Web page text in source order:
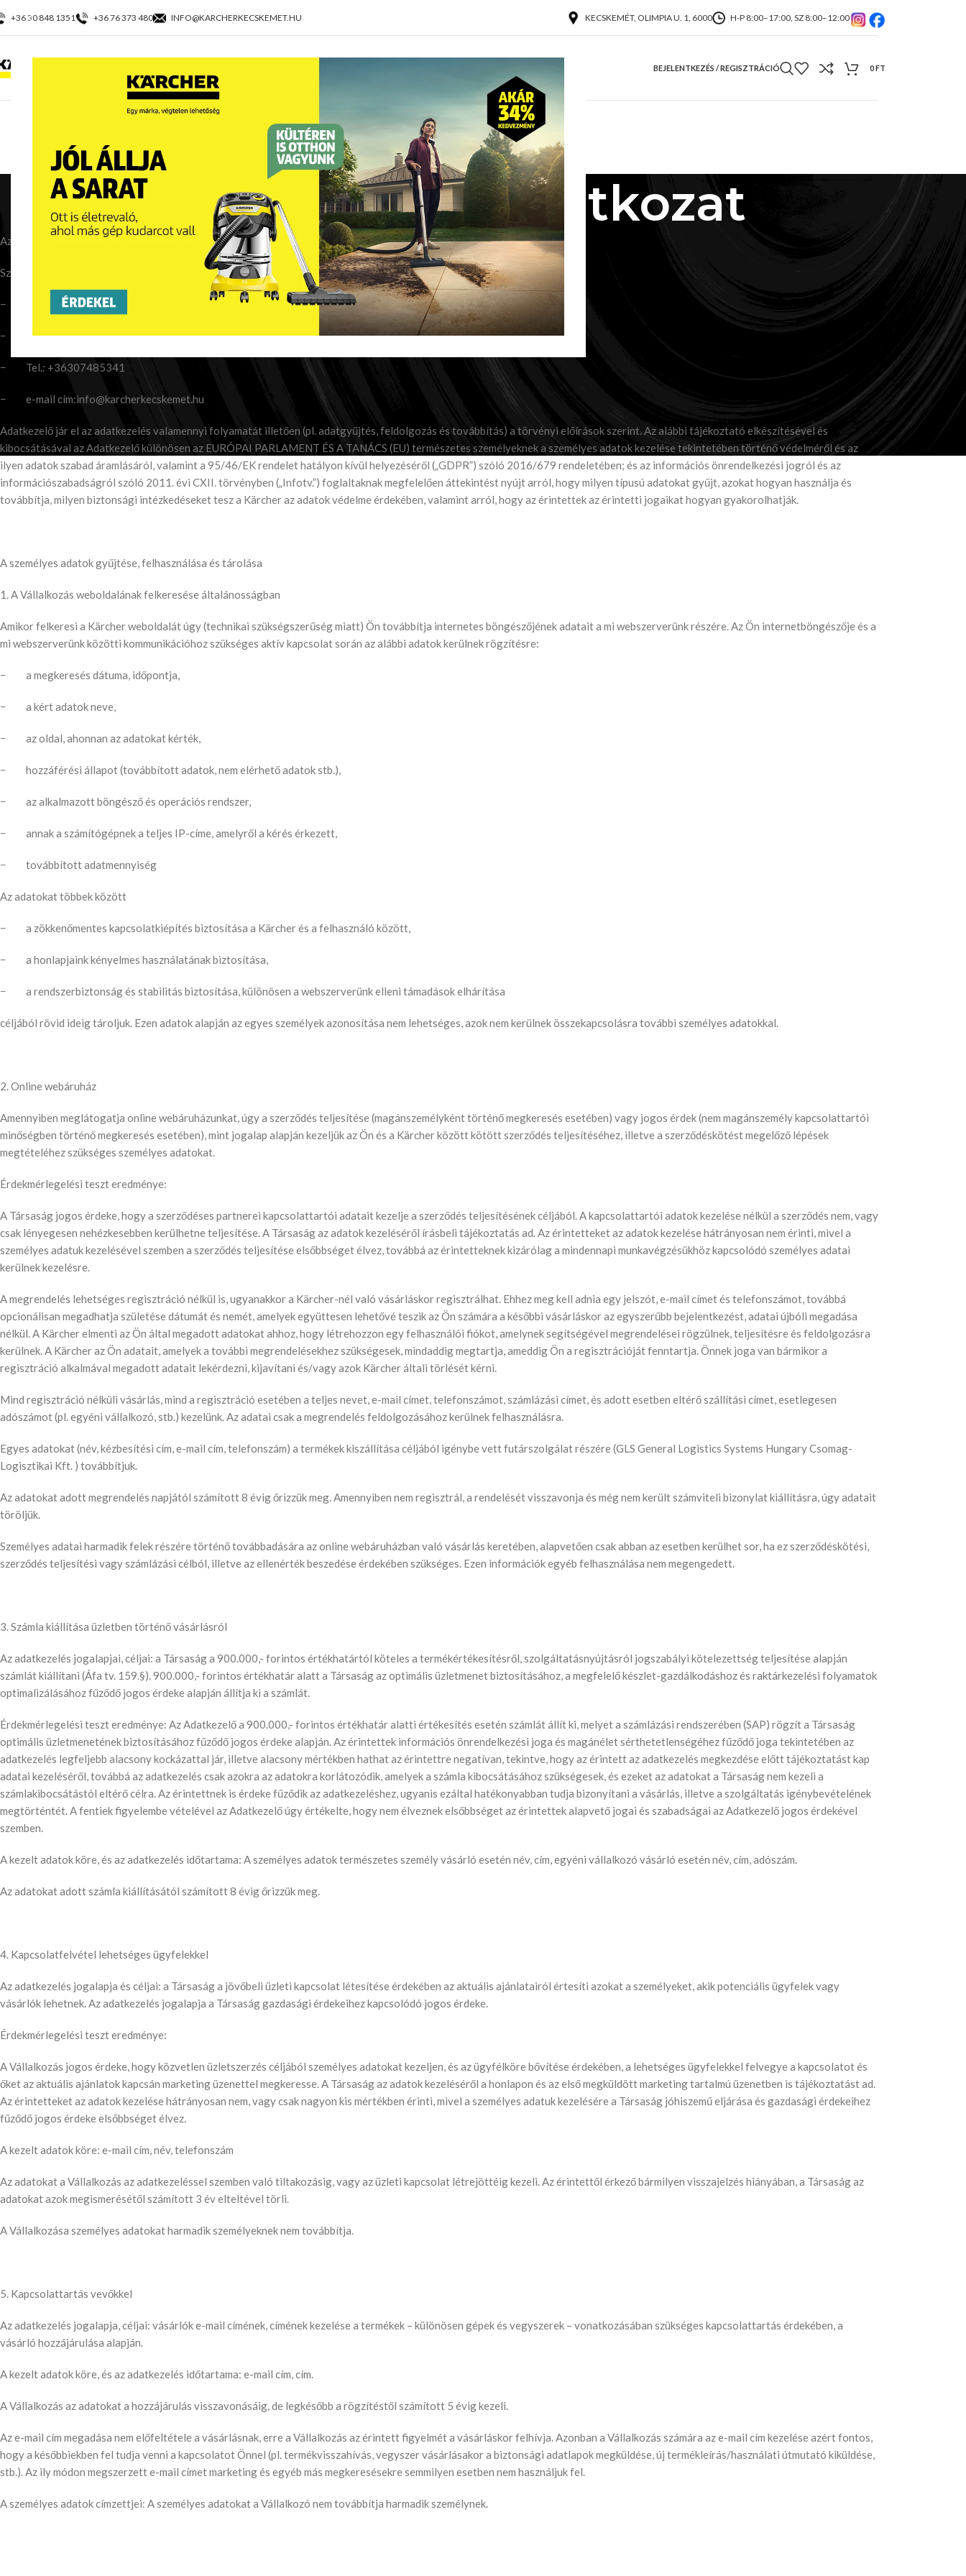
+36 30 848 1351 +36 76 373 480 INFO@KARCHERKECSKEMET.HU KECSKEMÉT, OLIMPIA U. 1, 6000 H-P 8:00–17:00, SZ 8:00–12:00
BEJELENTKEZÉS / REGISZTRÁCIÓ 0FT
Adatvédelmi nyilatkozat
Az adatkezelő (a továbbiakban: Adatkezelő, Vállalkozás, Kärcher) neve és elérhetősége:
Szőke Kft.:
− Ügyvezető: Szőke Katalin
− Székhely: 6035 Ballószög, Széchenyi u.30
− Tel.: +36307485341
− e-mail cím:info@karcherkecskemet.hu
Adatkezelő jár el az adatkezelés valamennyi folyamatát illetően (pl. adatgyűjtés, feldolgozás és továbbítás) a törvényi előírások szerint. Az alábbi tájékoztató elkészítésével és
kibocsátásával az Adatkezelő különösen az EURÓPAI PARLAMENT ÉS A TANÁCS (EU) természetes személyeknek a személyes adatok kezelése tekintetében történő védelméről és az
ilyen adatok szabad áramlásáról, valamint a 95/46/EK rendelet hatályon kívül helyezéséről („GDPR”) szóló 2016/679 rendeletében; és az információs önrendelkezési jogról és az
információszabadságról szóló 2011. évi CXII. törvényben („Infotv.”) foglaltaknak megfelelően áttekintést nyújt arról, hogy milyen típusú adatokat gyűjt, azokat hogyan használja és
továbbítja, milyen biztonsági intézkedéseket tesz a Kärcher az adatok védelme érdekében, valamint arról, hogy az érintettek az érintetti jogaikat hogyan gyakorolhatják.
A személyes adatok gyűjtése, felhasználása és tárolása
1. A Vállalkozás weboldalának felkeresése általánosságban
Amikor felkeresi a Kärcher weboldalát úgy (technikai szükségszerűség miatt) Ön továbbítja internetes böngészőjének adatait a mi webszerverünk részére. Az Ön internetböngészője és a
mi webszerverünk közötti kommunikációhoz szükséges aktív kapcsolat során az alábbi adatok kerülnek rögzítésre:
− a megkeresés dátuma, időpontja,
− a kért adatok neve,
− az oldal, ahonnan az adatokat kérték,
− hozzáférési állapot (továbbított adatok, nem elérhető adatok stb.),
− az alkalmazott böngésző és operációs rendszer,
− annak a számítógépnek a teljes IP-címe, amelyről a kérés érkezett,
− továbbított adatmennyiség
Az adatokat többek között
− a zökkenőmentes kapcsolatkiépítés biztosítása a Kärcher és a felhasználó között,
− a honlapjaink kényelmes használatának biztosítása,
− a rendszerbiztonság és stabilitás biztosítása, különösen a webszerverünk elleni támadások elhárítása
céljából rövid ideig tároljuk. Ezen adatok alapján az egyes személyek azonosítása nem lehetséges, azok nem kerülnek összekapcsolásra további személyes adatokkal.
2. Online webáruház
Amennyiben meglátogatja online webáruházunkat, úgy a szerződés teljesítése (magánszemélyként történő megkeresés esetében) vagy jogos érdek (nem magánszemély kapcsolattartói
minőségben történő megkeresés esetében), mint jogalap alapján kezeljük az Ön és a Kärcher között kötött szerződés teljesítéséhez, illetve a szerződéskötést megelőző lépések
megtételéhez szükséges személyes adatokat.
Érdekmérlegelési teszt eredménye:
A Társaság jogos érdeke, hogy a szerződéses partnerei kapcsolattartói adatait kezelje a szerződés teljesítésének céljából. A kapcsolattartói adatok kezelése nélkül a szerződés nem, vagy
csak lényegesen nehézkesebben kerülhetne teljesítése. A Társaság az adatok kezeléséről írásbeli tájékoztatás ad. Az érintetteket az adatok kezelése hátrányosan nem érinti, mivel a
személyes adatuk kezelésével szemben a szerződés teljesítése elsőbbséget élvez, továbbá az érintetteknek kizárólag a mindennapi munkavégzésükhöz kapcsolódó személyes adatai
kerülnek kezelésre.
A megrendelés lehetséges regisztráció nélkül is, ugyanakkor a Kärcher-nél való vásárláskor regisztrálhat. Ehhez meg kell adnia egy jelszót, e-mail címet és telefonszámot, továbbá
opcionálisan megadhatja születése dátumát és nemét, amelyek együttesen lehetővé teszik az Ön számára a későbbi vásárláskor az egyszerűbb bejelentkezést, adatai újbóli megadása
nélkül. A Kärcher elmenti az Ön által megadott adatokat ahhoz, hogy létrehozzon egy felhasználói fiókot, amelynek segítségével megrendelései rögzülnek, teljesítésre és feldolgozásra
kerülnek. A Kärcher az Ön adatait, amelyek a további megrendelésekhez szükségesek, mindaddig megtartja, ameddig Ön a regisztrációját fenntartja. Önnek joga van bármikor a
regisztráció alkalmával megadott adatait lekérdezni, kijavítani és/vagy azok Kärcher általi törlését kérni.
Mind regisztráció nélküli vásárlás, mind a regisztráció esetében a teljes nevet, e-mail címet, telefonszámot, számlázási címet, és adott esetben eltérő szállítási címet, esetlegesen
adószámot (pl. egyéni vállalkozó, stb.) kezelünk. Az adatai csak a megrendelés feldolgozásához kerülnek felhasználásra.
Egyes adatokat (név, kézbesítési cím, e-mail cím, telefonszám) a termékek kiszállítása céljából igénybe vett futárszolgálat részére (GLS General Logistics Systems Hungary Csomag-
Logisztikai Kft. ) továbbítjuk.
Az adatokat adott megrendelés napjától számított 8 évig őrizzük meg. Amennyiben nem regisztrál, a rendelését visszavonja és még nem került számviteli bizonylat kiállításra, úgy adatait
töröljük.
Személyes adatai harmadik felek részére történő továbbadására az online webáruházban való vásárlás keretében, alapvetően csak abban az esetben kerülhet sor, ha ez szerződéskötési,
szerződés teljesítési vagy számlázási célból, illetve az ellenérték beszedése érdekében szükséges. Ezen információk egyéb felhasználása nem megengedett.
3. Számla kiállítása üzletben történő vásárlásról
Az adatkezelés jogalapjai, céljai: a Társaság a 900.000,- forintos értékhatártól köteles a termékértékesítésről, szolgáltatásnyújtásról jogszabályi kötelezettség teljesítése alapján
számlát kiállítani (Áfa tv. 159.§). 900.000,- forintos értékhatár alatt a Társaság az optimális üzletmenet biztosításához, a megfelelő készlet-gazdálkodáshoz és raktárkezelési folyamatok
optimalizálásához fűződő jogos érdeke alapján állítja ki a számlát.
Érdekmérlegelési teszt eredménye: Az Adatkezelő a 900.000,- forintos értékhatár alatti értékesítés esetén számlát állít ki, melyet a számlázási rendszerében (SAP) rögzít a Társaság
optimális üzletmenetének biztosításához fűződő jogos érdeke alapján. Az érintettek információs önrendelkezési joga és magánélet sérthetetlenségéhez fűződő joga tekintetében az
adatkezelés legfeljebb alacsony kockázattal jár, illetve alacsony mértékben hathat az érintettre negatívan, tekintve, hogy az érintett az adatkezelés megkezdése előtt tájékoztatást kap
adatai kezeléséről, továbbá az adatkezelés csak azokra az adatokra korlátozódik, amelyek a számla kibocsátásához szükségesek, és ezeket az adatokat a Társaság nem kezeli a
számlakibocsátástól eltérő célra. Az érintettnek is érdeke fűződik az adatkezeléshez, ugyanis ezáltal hatékonyabban tudja bizonyítani a vásárlás, illetve a szolgáltatás igénybevételének
megtörténtét. A fentiek figyelembe vételével az Adatkezelő úgy értékelte, hogy nem élveznek elsőbbséget az érintettek alapvető jogai és szabadságai az Adatkezelő jogos érdekével
szemben.
A kezelt adatok köre, és az adatkezelés időtartama: A személyes adatok természetes személy vásárló esetén név, cím, egyéni vállalkozó vásárló esetén név, cím, adószám.
Az adatokat adott számla kiállításától számított 8 évig őrizzük meg.
4. Kapcsolatfelvétel lehetséges ügyfelekkel
Az adatkezelés jogalapja és céljai: a Társaság a jövőbeli üzleti kapcsolat létesítése érdekében az aktuális ajánlatairól értesíti azokat a személyeket, akik potenciális ügyfelek vagy
vásárlók lehetnek. Az adatkezelés jogalapja a Társaság gazdasági érdekeihez kapcsolódó jogos érdeke.
Érdekmérlegelési teszt eredménye:
A Vállalkozás jogos érdeke, hogy közvetlen üzletszerzés céljából személyes adatokat kezeljen, és az ügyfélköre bővítése érdekében, a lehetséges ügyfelekkel felvegye a kapcsolatot és
őket az aktuális ajánlatok kapcsán marketing üzenettel megkeresse. A Társaság az adatok kezeléséről a honlapon és az első megküldött marketing tartalmú üzenetben is tájékoztatást ad.
Az érintetteket az adatok kezelése hátrányosan nem, vagy csak nagyon kis mértékben érinti, mivel a személyes adatuk kezelésére a Társaság jóhiszemű eljárása és gazdasági érdekeihez
fűződő jogos érdeke elsőbbséget élvez.
A kezelt adatok köre: e-mail cím, név, telefonszám
Az adatokat a Vállalkozás az adatkezeléssel szemben való tiltakozásig, vagy az üzleti kapcsolat létrejöttéig kezeli. Az érintettől érkező bármilyen visszajelzés hiányában, a Társaság az
adatokat azok megismerésétől számított 3 év elteltével törli.
A Vállalkozása személyes adatokat harmadik személyeknek nem továbbítja.
5. Kapcsolattartás vevőkkel
Az adatkezelés jogalapja, céljai: vásárlók e-mail címének, címének kezelése a termékek – különösen gépek és vegyszerek – vonatkozásában szükséges kapcsolattartás érdekében, a
vásárló hozzájárulása alapján.
A kezelt adatok köre, és az adatkezelés időtartama: e-mail cím, cím.
A Vállalkozás az adatokat a hozzájárulás visszavonásáig, de legkésőbb a rögzítéstől számított 5 évig kezeli.
Az e-mail cím megadása nem előfeltétele a vásárlásnak, erre a Vállalkozás az érintett figyelmét a vásárláskor felhívja. Azonban a Vállalkozás számára az e-mail cím kezelése azért fontos,
hogy a későbbiekben fel tudja venni a kapcsolatot Önnel (pl. termékvisszahívás, vegyszer vásárlásakor a biztonsági adatlapok megküldése, új termékleírás/használati útmutató kiküldése,
stb.). Az ily módon megszerzett e-mail címet marketing és egyéb más megkeresésekre semmilyen esetben nem használjuk fel.
A személyes adatok címzettjei: A személyes adatokat a Vállalkozó nem továbbítja harmadik személynek.